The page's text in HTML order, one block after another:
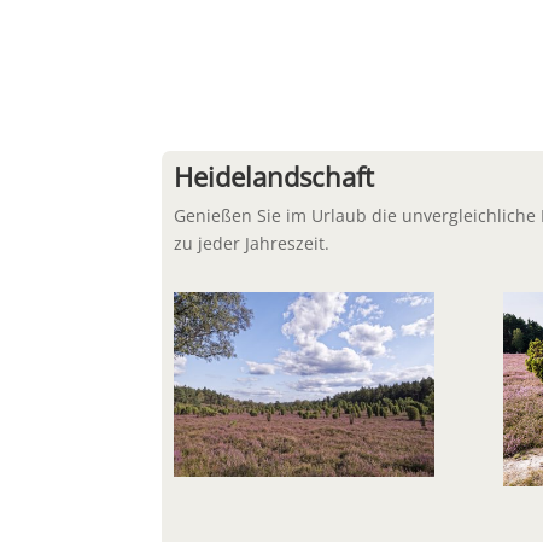
Heidelandschaft
Genießen Sie im Urlaub die
zu jeder Jahreszeit.